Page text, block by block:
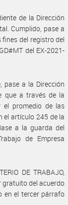
de la Dirección
Cumplido, pase a
fines del registro del
del EX-2021-
pase a la Dirección
que a través de la
el promedio de las
el artículo 245 de la
a la guarda del
de Empresa
DE TRABAJO,
gratuito del acuerdo
en el tercer párrafo